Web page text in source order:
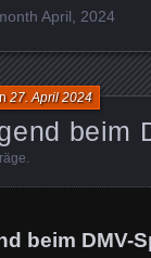
April, 2024
beim
27. April 2024
beim DMV-